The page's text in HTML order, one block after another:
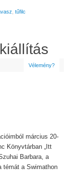
tűfilc
Vélemény?
március 20-
Könyvtárban „Itt
Barbara, a
témát a Swimathon